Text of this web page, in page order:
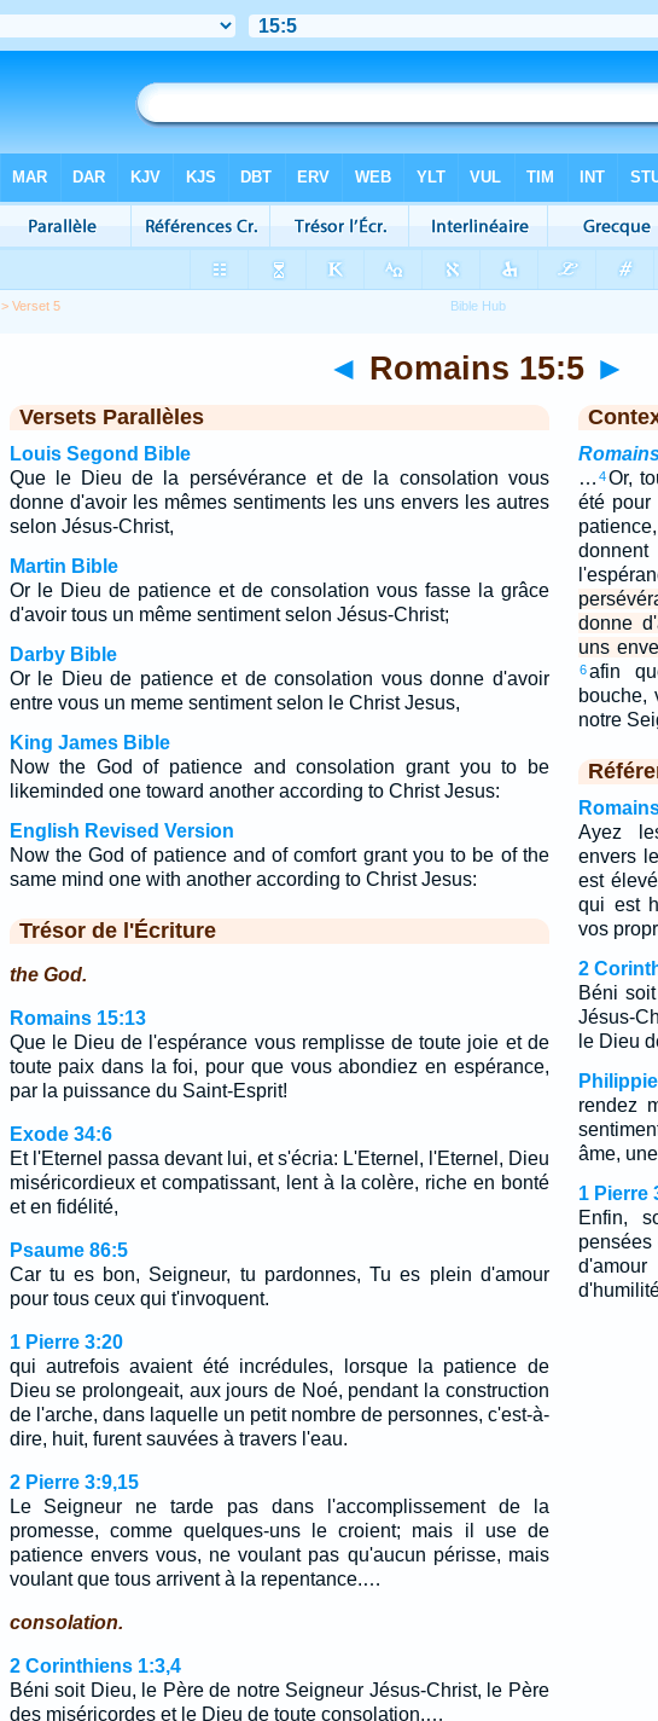
> Verset 5
◄ Romains 15:5 ►
Versets Parallèles
Louis Segond Bible
Que le Dieu de la persévérance et de la consolation vous
donne d'avoir les mêmes sentiments les uns envers les autres
selon Jésus-Christ,
Martin Bible
Or le Dieu de patience et de consolation vous fasse la grâce
d'avoir tous un même sentiment selon Jésus-Christ;
Darby Bible
Or le Dieu de patience et de consolation vous donne d'avoir
entre vous un meme sentiment selon le Christ Jesus,
King James Bible
Now the God of patience and consolation grant you to be
likeminded one toward another according to Christ Jesus:
English Revised Version
Now the God of patience and of comfort grant you to be of the
same mind one with another according to Christ Jesus:
Trésor de l'Écriture
the God.
Romains 15:13
Que le Dieu de l'espérance vous remplisse de toute joie et de
toute paix dans la foi, pour que vous abondiez en espérance,
par la puissance du Saint-Esprit!
Exode 34:6
Et l'Eternel passa devant lui, et s'écria: L'Eternel, l'Eternel, Dieu
miséricordieux et compatissant, lent à la colère, riche en bonté
et en fidélité,
Psaume 86:5
Car tu es bon, Seigneur, tu pardonnes, Tu es plein d'amour
pour tous ceux qui t'invoquent.
1 Pierre 3:20
qui autrefois avaient été incrédules, lorsque la patience de
Dieu se prolongeait, aux jours de Noé, pendant la construction
de l'arche, dans laquelle un petit nombre de personnes, c'est-à-
dire, huit, furent sauvées à travers l'eau.
2 Pierre 3:9,15
Le Seigneur ne tarde pas dans l'accomplissement de la
promesse, comme quelques-uns le croient; mais il use de
patience envers vous, ne voulant pas qu'aucun périsse, mais
voulant que tous arrivent à la repentance.…
consolation.
2 Corinthiens 1:3,4
Béni soit Dieu, le Père de notre Seigneur Jésus-Christ, le Père
des miséricordes et le Dieu de toute consolation,…
… 4Or,
été pour
donne
uns
6afin
bouche,
notre
Ayez
envers
est
qui est
vos
2
Béni
Jésus-
le Dieu
rendez
âme,
1 Pierre
Enfin,